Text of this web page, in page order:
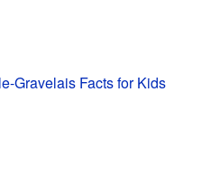
Gravelais Facts for Kids